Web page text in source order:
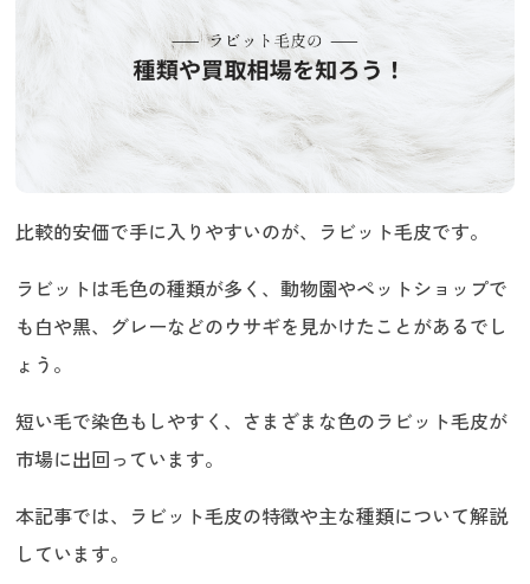
比較的安価で手に入りやすいのが、ラビット毛皮です。
ラビットは毛色の種類が多く、動物園やペットショップで
も白や黒、グレーなどのウサギを見かけたことがあるでし
ょう。
短い毛で染色もしやすく、さまざまな色のラビット毛皮が
市場に出回っています。
本記事では、ラビット毛皮の特徴や主な種類について解説
しています。